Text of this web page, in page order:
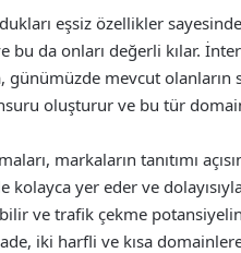
eşsiz özellikler
da onları değerli kılar.
mevcut olanların
oluşturur ve bu tür
markaların tanıtımı
kolayca yer eder ve
ve trafik çekme
iki harfli ve kısa